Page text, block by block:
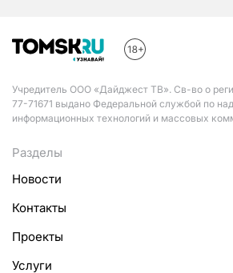
Учредитель ООО «Дайджест ТВ». Св-во о
77-71671 выдано Федеральной службой по
информационных технологий и массовых
Разделы
Новости
Контакты
Проекты
Услуги